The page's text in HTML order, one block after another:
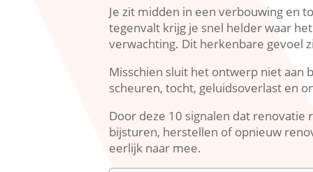
Je zit midden in een verbouwing en
tegenvalt krijg je snel helder waar
verwachting.​ Dit herkenbare gevoel
Misschien sluit het ontwerp niet aan
scheuren, tocht, geluidsoverlast en
Door deze 10 signalen dat
bijsturen, herstellen of opnieuw
eerlijk naar mee.​